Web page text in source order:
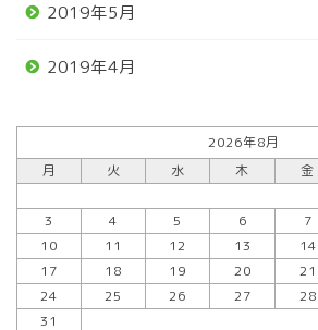
2019年5月
2019年4月
2026年8月
月
火 水 木 金
3
4 5 6 7
10
11 12 13 14
17
18 19 20 21
24
25 26 27 28
31